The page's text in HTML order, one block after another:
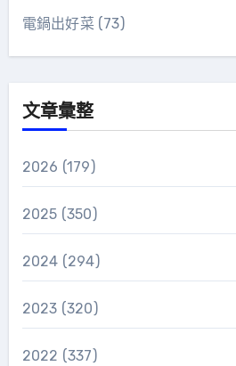
電鍋出好菜 (73)
文章彙整
2026 (179)
2025 (350)
2024 (294)
2023 (320)
2022 (337)